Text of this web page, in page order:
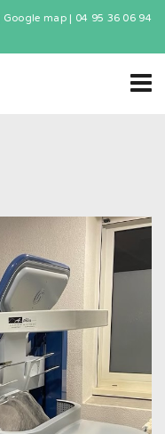
Google map| 04 95 36 06 94